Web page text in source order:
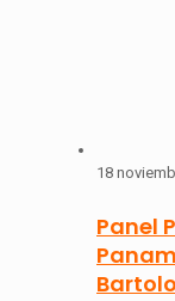
18
Panel